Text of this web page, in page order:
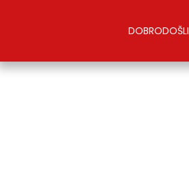
DOBRODOŠLI